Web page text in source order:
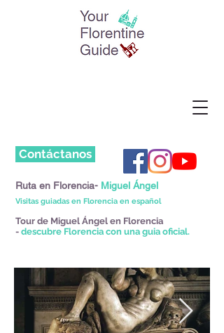
Contáctanos
Ruta en Florencia- Miguel Ángel
Visitas guiadas en Florencia en español
Tour de Miguel Ángel en Florencia
- descubre Florencia con una guia oficial.